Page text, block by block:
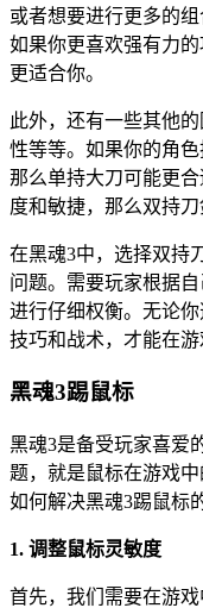
或者想要进行更多的
如果你更喜欢强有力
更适合你。
此外，还有一些其他
性等等。如果你的角
那么单持大刀可能更
度和敏捷，那么双持刀
在黑魂3中，选择双持
问题。需要玩家根据
进行仔细权衡。无论
技巧和战术，才能在游
黑魂3踢鼠标
黑魂3是备受玩家喜爱
题，就是鼠标在游戏
如何解决黑魂3踢鼠标
1. 调整鼠标灵敏度
首先，我们需要在游